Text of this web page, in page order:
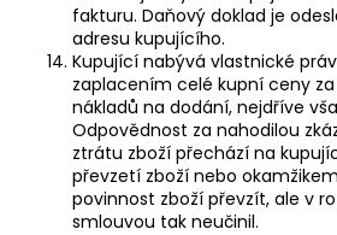
fakturu. Daňový doklad je
adresu kupujícího.
Kupující nabývá vlastnické
zaplacením celé kupní ceny
nákladů na dodání, nejdříve
Odpovědnost za nahodilou
ztrátu zboží přechází na
převzetí zboží nebo
povinnost zboží převzít, ale v
smlouvou tak neučinil.